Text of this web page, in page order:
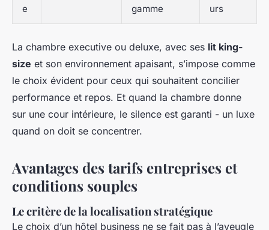
e
gamme
urs
La chambre executive ou deluxe, avec ses lit king-
size et son environnement apaisant, s’impose comme
le choix évident pour ceux qui souhaitent concilier
performance et repos. Et quand la chambre donne
sur une cour intérieure, le silence est garanti - un luxe
quand on doit se concentrer.
Avantages des tarifs entreprises et
conditions souples
Le critère de la localisation stratégique
Le choix d’un hôtel business ne se fait pas à l’aveugle